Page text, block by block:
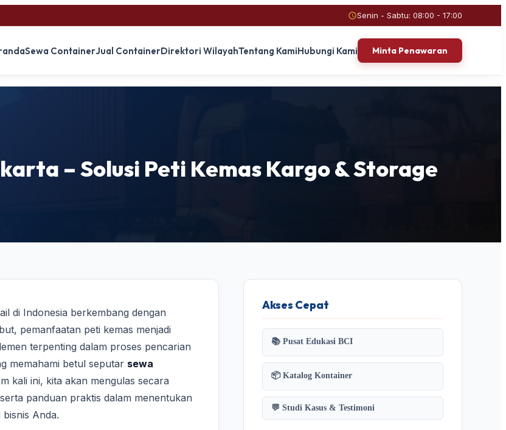
Senin - Sabtu: 08:00 - 17:00
Sewa ContainerJual ContainerDirektori WilayahTentang KamiHubungi Kami Minta Penawaran
– Solusi Peti Kemas Kargo & Storage
di Indonesia berkembang dengan
pemanfaatan peti kemas menjadi
terpenting dalam proses pencarian
memahami betul seputar sewa
kali ini, kita akan mengulas secara
panduan praktis dalam menentukan
Anda.
Akses Cepat
📚 Pusat Edukasi BCI
📦 Katalog Kontainer
💬 Studi Kasus & Testimoni